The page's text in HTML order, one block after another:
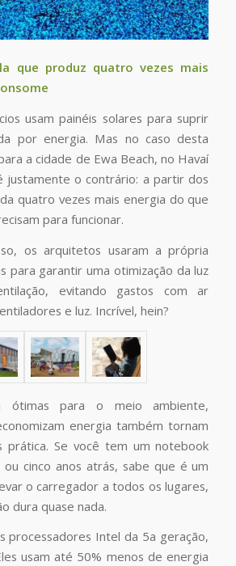
que produz quatro vezes mais
usam painéis solares para suprir
por energia. Mas no caso desta
a cidade de Ewa Beach, no Havaí
justamente o contrário: a partir dos
quatro vezes mais energia do que
para funcionar.
os arquitetos usaram a própria
para garantir uma otimização da luz
evitando gastos com ar
e luz. Incrível, hein?
ótimas para o meio ambiente,
energia também tornam
prática. Se você tem um notebook
cinco anos atrás, sabe que é um
o carregador a todos os lugares,
dura quase nada.
processadores Intel da 5a geração,
usam até 50% menos de energia